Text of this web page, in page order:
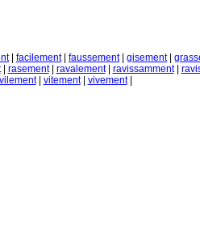
| facilement| faussement| gisement|
| rasement| ravalement| ravissamment|
vilement| vitement| vivement|